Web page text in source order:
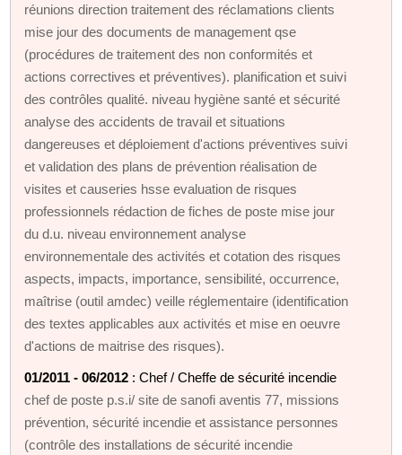
réunions direction traitement des réclamations clients
mise jour des documents de management qse
(procédures de traitement des non conformités et
actions correctives et préventives). planification et suivi
des contrôles qualité. niveau hygiène santé et sécurité
analyse des accidents de travail et situations
dangereuses et déploiement d'actions préventives suivi
et validation des plans de prévention réalisation de
visites et causeries hsse evaluation de risques
professionnels rédaction de fiches de poste mise jour
du d.u. niveau environnement analyse
environnementale des activités et cotation des risques
aspects, impacts, importance, sensibilité, occurrence,
maîtrise (outil amdec) veille réglementaire (identification
des textes applicables aux activités et mise en oeuvre
d'actions de maitrise des risques).
01/2011 - 06/2012 : Chef / Cheffe de sécurité incendie
chef de poste p.s.i/ site de sanofi aventis 77, missions
prévention, sécurité incendie et assistance personnes
(contrôle des installations de sécurité incendie